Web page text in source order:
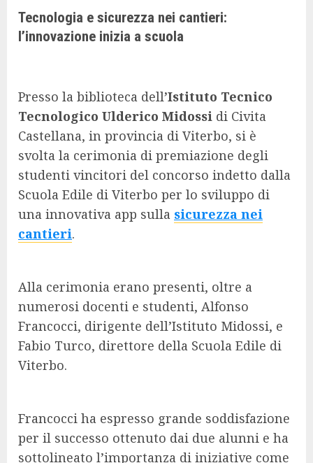
Tecnologia e sicurezza nei cantieri:
l’innovazione inizia a scuola
Presso la biblioteca dell’Istituto Tecnico
Tecnologico Ulderico Midossi di Civita
Castellana, in provincia di Viterbo, si è
svolta la cerimonia di premiazione degli
studenti vincitori del concorso indetto dalla
Scuola Edile di Viterbo per lo sviluppo di
una innovativa app sulla sicurezza nei
cantieri.
Alla cerimonia erano presenti, oltre a
numerosi docenti e studenti, Alfonso
Francocci, dirigente dell’Istituto Midossi, e
Fabio Turco, direttore della Scuola Edile di
Viterbo.
Francocci ha espresso grande soddisfazione
per il successo ottenuto dai due alunni e ha
sottolineato l’importanza di iniziative come